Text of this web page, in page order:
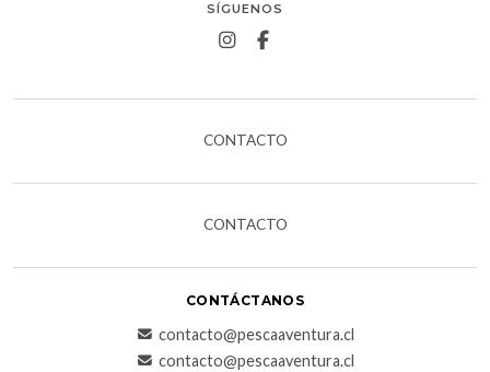
SÍGUENOS
CONTACTO
CONTACTO
CONTÁCTANOS
contacto@pescaaventura.cl
contacto@pescaaventura.cl